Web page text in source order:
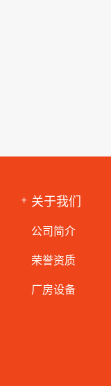
关于我们
公司简介
荣誉资质
厂房设备